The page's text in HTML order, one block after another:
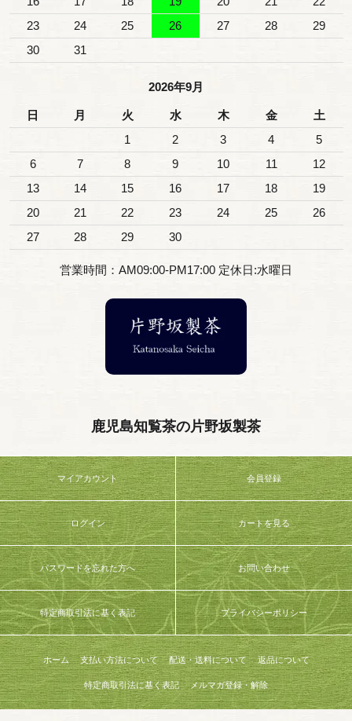
23
24 25 26 27 28
29
30
31
2026年9月
日 月 火 水 木 金
土
1
2 3 4
5
6
7 8 9 10 11
12
13
14 15 16 17 18
19
20
21 22 23 24 25
26
27
28 29 30
営業時間：AM09:00-PM17:00 定休日:水曜日
鹿児島知覧茶の片野坂製茶
マイアカウント 会員登録
ログイン カートを見る
パスワードを忘れた方へ お問い合わせ
特定商取引法に基く表記 プライバシーポリシー
ホーム 支払い方法について 配送・送料について 返品について
特定商取引法に基く表記 メルマガ登録・解除